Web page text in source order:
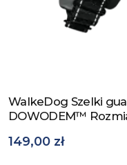
Zobacz produkt
WalkeDog Szelki
DOWODEM™
149,00 zł